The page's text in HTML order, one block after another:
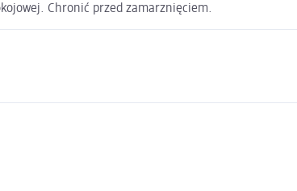
Chronić przed zamarznięciem.